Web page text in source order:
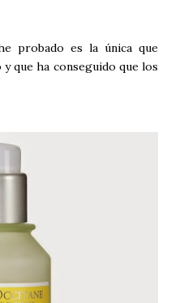
probado es la única que
que ha conseguido que los